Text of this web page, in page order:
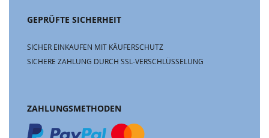
GEPRÜFTE SICHERHEIT
SICHER EINKAUFEN MIT KÄUFERSCHUTZ
SICHERE ZAHLUNG DURCH SSL-VERSCHLÜSSELUNG
ZAHLUNGSMETHODEN